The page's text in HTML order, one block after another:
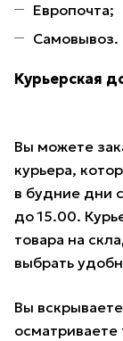
Европочта;
Самовывоз.
Курьерская
Вы можете
курьера,
в будние дни
до 15.00.
товара на
выбрать
Вы
осматриваете